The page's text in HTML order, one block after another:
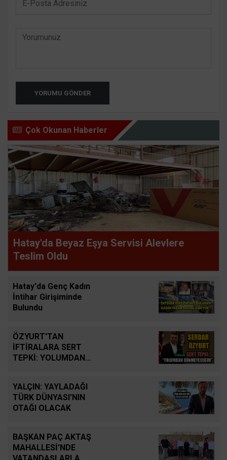
YORUMU GÖNDER
Çok Okunan Haberler
Hatay'da Beyaz Eşya Servisi Alevlere
Teslim Oldu
Hatay'da Genç Kadın
İntihar Girişiminde
Bulundu
ÖZYURT'TAN
İFTİRALARA SERT
TEPKİ: YOLUMDAN
YALÇIN: YAYLADAĞI
TÜRK DÜNYASI'NIN
OTAĞI OLACAK
BAŞKAN PAÇ AKTAŞ
MAHALLESİ'NDE